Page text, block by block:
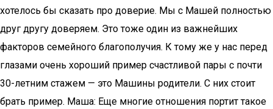
хотелось бы сказать про доверие. Мы с Машей полностью
друг другу доверяем. Это тоже один из важнейших
факторов семейного благополучия. К тому же у нас перед
глазами очень хороший пример счастливой пары с почти
30-летним стажем — это Машины родители. С них стоит
брать пример. Маша: Еще многие отношения портит такое